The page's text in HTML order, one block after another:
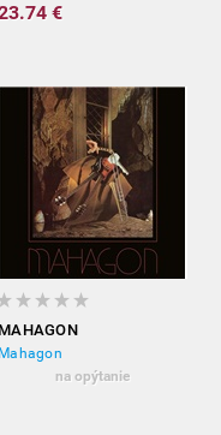
€
MAHAGON
Mahagon
na opýtanie